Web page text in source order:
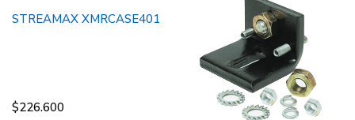
STREAMAX XMRCASE401
$226.600